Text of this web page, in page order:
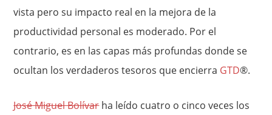
vista pero su impacto real en la mejora de la
productividad personal es moderado. Por el
contrario, es en las capas más profundas donde se
ocultan los verdaderos tesoros que encierra GTD®.
José Miguel Bolívarha leído cuatro o cinco veces los